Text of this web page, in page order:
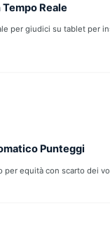
Reale
per giudici su tablet per
Punteggi
per equità con scarto dei